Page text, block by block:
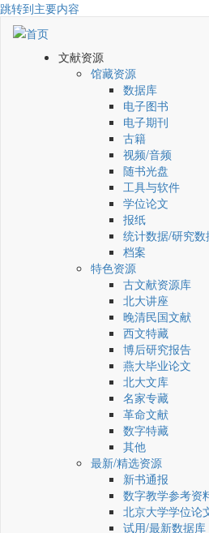
跳转到主要内容
文献资源
馆藏资源
数据库
电子图书
电子期刊
古籍
视频/音频
随书光盘
工具与软件
学位论文
报纸
统计数据/研究数
档案
特色资源
古文献资源库
北大讲座
晚清民国文献
西文特藏
博后研究报告
燕大毕业论文
北大文库
名家专藏
革命文献
数字特藏
其他
最新/精选资源
新书通报
数字教学参考资
北京大学学位论
试用/最新数据库